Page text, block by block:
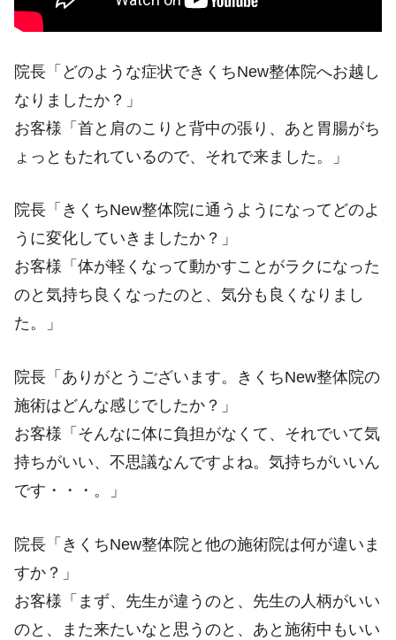
院長「どのような症状できくちNew整体院へお越し
なりましたか？」
お客様「首と肩のこりと背中の張り、あと胃腸がち
ょっともたれているので、それで来ました。」
院長「きくちNew整体院に通うようになってどのよ
うに変化していきましたか？」
お客様「体が軽くなって動かすことがラクになった
のと気持ち良くなったのと、気分も良くなりまし
た。」
院長「ありがとうございます。きくちNew整体院の
施術はどんな感じでしたか？」
お客様「そんなに体に負担がなくて、それでいて気
持ちがいい、不思議なんですよね。気持ちがいいん
です・・・。」
院長「きくちNew整体院と他の施術院は何が違いま
すか？」
お客様「まず、先生が違うのと、先生の人柄がいい
のと、また来たいなと思うのと、あと施術中もいい